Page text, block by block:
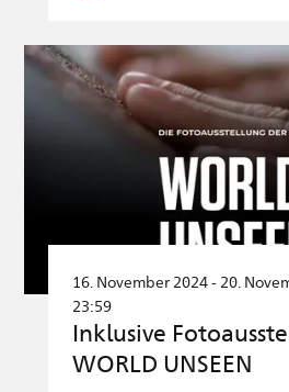
16. November 2024 - 20.
23:59
Inklusive
WORLD UNSEEN